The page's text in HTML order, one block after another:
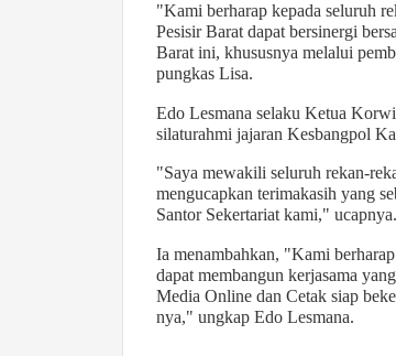
"Kami berharap kepada seluruh
Pesisir Barat dapat bersinergi
Barat ini, khususnya melalui
pungkas Lisa.
Edo Lesmana selaku Ketua
silaturahmi jajaran Kesbangpol
"Saya mewakili seluruh rekan-
mengucapkan terimakasih yang
Santor Sekertariat kami," ucapnya.
Ia menambahkan, "Kami
dapat membangun kerjasama
Media Online dan Cetak siap
nya," ungkap Edo Lesmana.